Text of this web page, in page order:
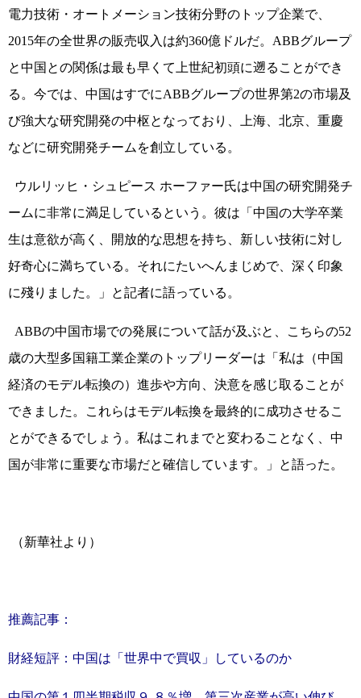
電力技術・オートメーション技術分野のトップ企業で、
2015年の全世界の販売収入は約360億ドルだ。ABBグループ
と中国との関係は最も早くて上世紀初頭に遡ることができ
る。今では、中国はすでにABBグループの世界第2の市場及
び強大な研究開発の中枢となっており、上海、北京、重慶
などに研究開発チームを創立している。
ウルリッヒ・シュピース ホーファー氏は中国の研究開発チ
ームに非常に満足しているという。彼は「中国の大学卒業
生は意欲が高く、開放的な思想を持ち、新しい技術に対し
好奇心に満ちている。それにたいへんまじめで、深く印象
に殘りました。」と記者に語っている。
ABBの中国市場での発展について話が及ぶと、こちらの52
歳の大型多国籍工業企業のトップリーダーは「私は（中国
経済のモデル転換の）進歩や方向、決意を感じ取ることが
できました。これらはモデル転換を最終的に成功させるこ
とができるでしょう。私はこれまでと変わることなく、中
国が非常に重要な市場だと確信しています。」と語った。
（新華社より）
推薦記事：
財経短評：中国は「世界中で買収 」しているのか